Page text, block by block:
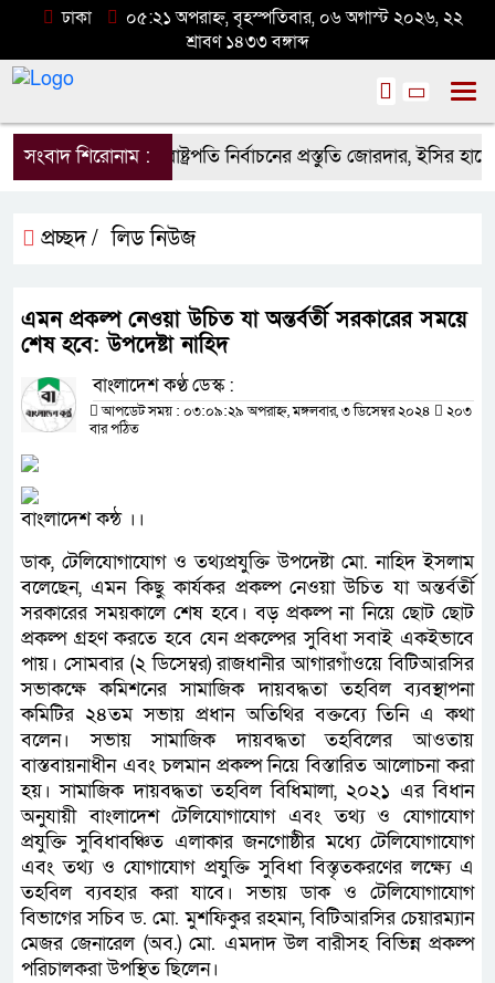
ঢাকা
০৫:২১ অপরাহ্ন, বৃহস্পতিবার, ০৬ অগাস্ট ২০২৬, ২২
শ্রাবণ ১৪৩৩ বঙ্গাব্দ
সংবাদ শিরোনাম :রাষ্ট্রপতি নির্বাচনের প্রস্তুতি জোরদার, ইসির
প্রচ্ছদ / লিড নিউজ
এমন প্রকল্প নেওয়া উচিত যা অন্তর্বর্তী সরকারের সময়ে
শেষ হবে: উপদেষ্টা নাহিদ
বাংলাদেশ কণ্ঠ ডেস্ক :
আপডেট সময় : ০৩:০৯:২৯ অপরাহ্ন, মঙ্গলবার, ৩ ডিসেম্বর ২০২৪
২০৩
বার পঠিত
বাংলাদেশ কন্ঠ ।।
ডাক, টেলিযোগাযোগ ও তথ্যপ্রযুক্তি উপদেষ্টা মো. নাহিদ ইসলাম
বলেছেন, এমন কিছু কার্যকর প্রকল্প নেওয়া উচিত যা অন্তর্বর্তী
সরকারের সময়কালে শেষ হবে। বড় প্রকল্প না নিয়ে ছোট ছোট
প্রকল্প গ্রহণ করতে হবে যেন প্রকল্পের সুবিধা সবাই একইভাবে
পায়। সোমবার (২ ডিসেম্বর) রাজধানীর আগারগাঁওয়ে বিটিআরসির
সভাকক্ষে কমিশনের সামাজিক দায়বদ্ধতা তহবিল ব্যবস্থাপনা
কমিটির ২৪তম সভায় প্রধান অতিথির বক্তব্যে তিনি এ কথা
বলেন। সভায় সামাজিক দায়বদ্ধতা তহবিলের আওতায়
বাস্তবায়নাধীন এবং চলমান প্রকল্প নিয়ে বিস্তারিত আলোচনা করা
হয়। সামাজিক দায়বদ্ধতা তহবিল বিধিমালা, ২০২১ এর বিধান
অনুযায়ী বাংলাদেশ টেলিযোগাযোগ এবং তথ্য ও যোগাযোগ
প্রযুক্তি সুবিধাবঞ্চিত এলাকার জনগোষ্ঠীর মধ্যে টেলিযোগাযোগ
এবং তথ্য ও যোগাযোগ প্রযুক্তি সুবিধা বিস্তৃতকরণের লক্ষ্যে এ
তহবিল ব্যবহার করা যাবে। সভায় ডাক ও টেলিযোগাযোগ
বিভাগের সচিব ড. মো. মুশফিকুর রহমান, বিটিআরসির চেয়ারম্যান
মেজর জেনারেল (অব.) মো. এমদাদ উল বারীসহ বিভিন্ন প্রকল্প
পরিচালকরা উপস্থিত ছিলেন।